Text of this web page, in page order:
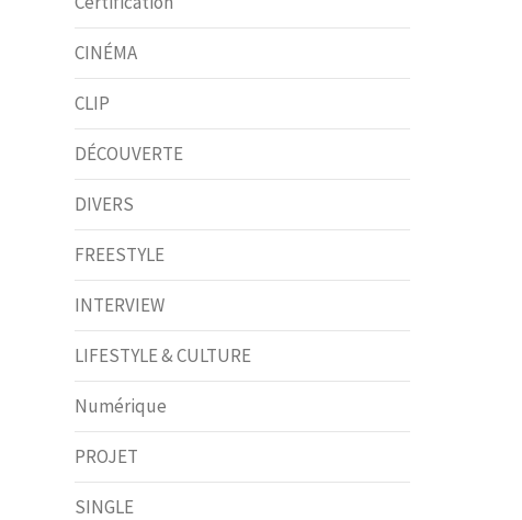
CINÉMA
CLIP
DÉCOUVERTE
DIVERS
FREESTYLE
INTERVIEW
LIFESTYLE & CULTURE
Numérique
PROJET
SINGLE